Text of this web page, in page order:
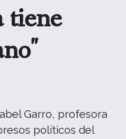
tiene
Garro, profesora
políticos del